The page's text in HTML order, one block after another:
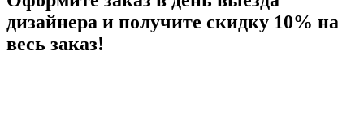
дизайнера и получите скидку 10% на
весь заказ!